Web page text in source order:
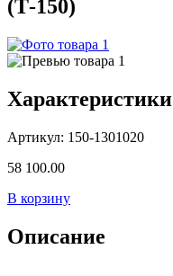
(Т-150)
Характеристики
Артикул: 150-1301020
58 100.00
В корзину
Описание